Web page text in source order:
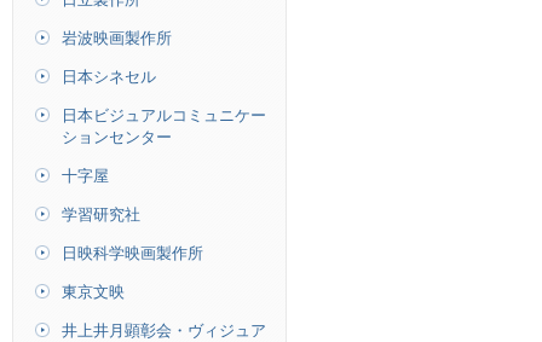
岩波映画製作所
日本シネセル
日本ビジュアルコミュニケー
ションセンター
十字屋
学習研究社
日映科学映画製作所
東京文映
井上井月顕彰会・ヴィジュア